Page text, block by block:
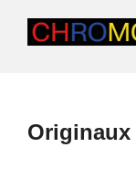
Originaux